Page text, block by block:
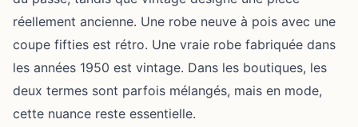
réellement ancienne. Une robe neuve à pois avec une
coupe fifties est rétro. Une vraie robe fabriquée dans
les années 1950 est vintage. Dans les boutiques, les
deux termes sont parfois mélangés, mais en mode,
cette nuance reste essentielle.